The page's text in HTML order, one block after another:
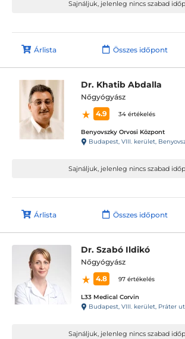
Sajnáljuk, jelenleg nincs szabad
Árlista Összes időpont
Dr. Khatib Abdalla
Nőgyógyász
4.9
34 értékelés
Benyovszky Orvosi Központ
Budapest, VIII. kerület, Benyovszky
Sajnáljuk, jelenleg nincs szabad
Árlista Összes időpont
Dr. Szabó Ildikó
Nőgyógyász
4.8
97 értékelés
L33 Medical Corvin
Budapest, VIII. kerület, Práter
Sajnáljuk, jelenleg nincs szabad